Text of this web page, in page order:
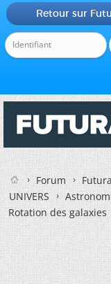
Retour sur
Forum
UNIVERS
Rotation des galaxies